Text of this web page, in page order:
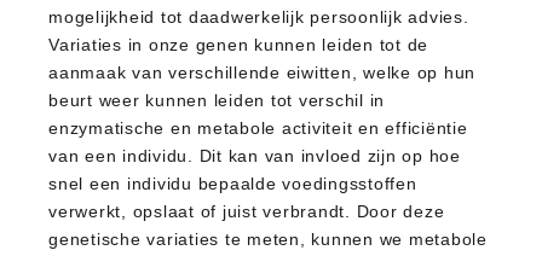
mogelijkheid tot daadwerkelijk persoonlijk advies.
Variaties in onze genen kunnen leiden tot de
aanmaak van verschillende eiwitten, welke op hun
beurt weer kunnen leiden tot verschil in
enzymatische en metabole activiteit en efficiëntie
van een individu. Dit kan van invloed zijn op hoe
snel een individu bepaalde voedingsstoffen
verwerkt, opslaat of juist verbrandt. Door deze
genetische variaties te meten, kunnen we metabole